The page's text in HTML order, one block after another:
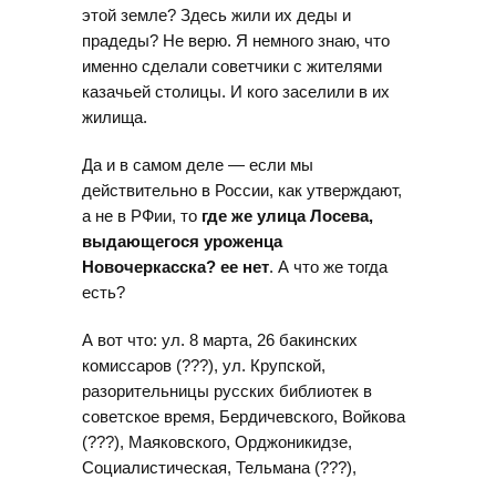
этой земле? Здесь жили их деды и
прадеды? Не верю. Я немного знаю, что
именно сделали советчики с жителями
казачьей столицы. И кого заселили в их
жилища.
Да и в самом деле — если мы
действительно в России, как утверждают,
а не в РФии, то где же улица Лосева,
выдающегося уроженца
Новочеркасска? ее нет. А что же тогда
есть?
А вот что: ул. 8 марта, 26 бакинских
комиссаров (???), ул. Крупской,
разорительницы русских библиотек в
советское время, Бердичевского, Войкова
(???), Маяковского, Орджоникидзе,
Социалистическая, Тельмана (???),